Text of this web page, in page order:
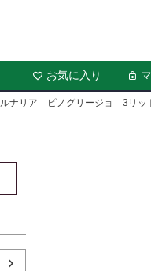
お気に入り
ルナリア ピノグリージョ 3リッ